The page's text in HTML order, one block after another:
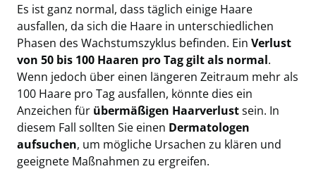
Es ist ganz normal, dass täglich einige Haare
ausfallen, da sich die Haare in unterschiedlichen
Phasen des Wachstumszyklus befinden. Ein Verlust
von 50 bis 100 Haaren pro Tag gilt als normal.
Wenn jedoch über einen längeren Zeitraum mehr als
100 Haare pro Tag ausfallen, könnte dies ein
Anzeichen für übermäßigen Haarverlustsein. In
diesem Fall sollten Sie einen Dermatologen
aufsuchen, um mögliche Ursachen zu klären und
geeignete Maßnahmen zu ergreifen.